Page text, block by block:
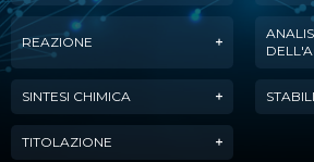
REAZIONE
SINTESI CHIMICA
TITOLAZIONE